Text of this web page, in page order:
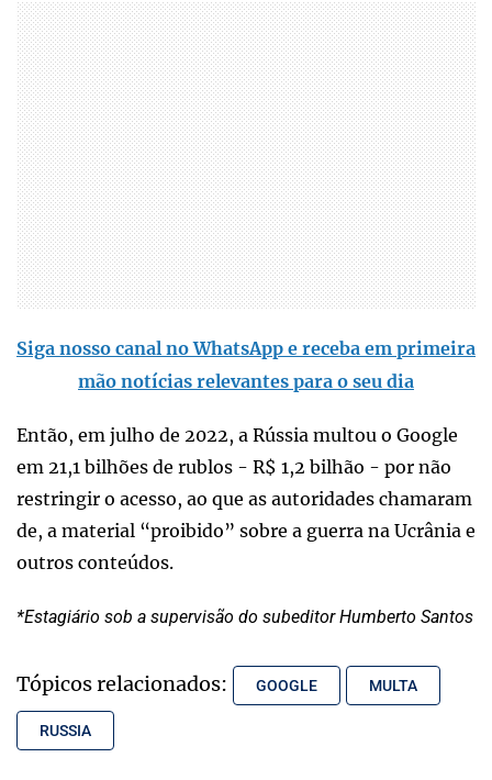
Siga nosso canal no WhatsApp e receba em primeira
mão notícias relevantes para o seu dia
Então, em julho de 2022, a Rússia multou o Google
em 21,1 bilhões de rublos - R$ 1,2 bilhão - por não
restringir o acesso, ao que as autoridades chamaram
de, a material “proibido” sobre a guerra na Ucrânia e
outros conteúdos.
*Estagiário sob a supervisão do subeditor Humberto Santos
Tópicos relacionados: GOOGLE MULTA
RUSSIA